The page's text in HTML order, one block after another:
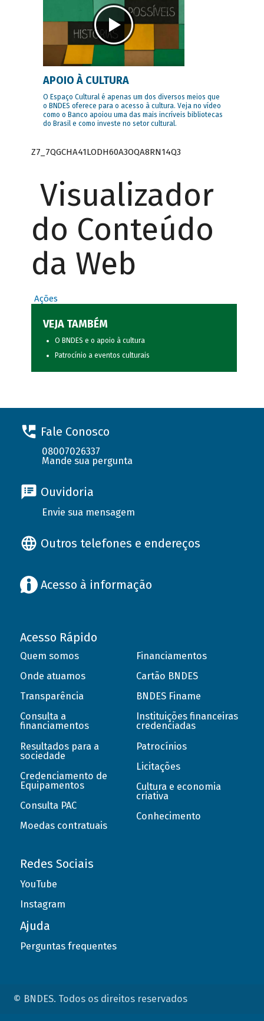
APOIO À CULTURA
O Espaço Cultural é apenas um dos diversos meios que
o BNDES oferece para o acesso à cultura. Veja no vídeo
como o Banco apoiou uma das mais incríveis bibliotecas
do Brasil e como investe no setor cultural.
Z7_7QGCHA41LODH60A3OQA8RN14Q3
Visualizador
do Conteúdo
da Web
Ações
VEJA TAMBÉM
O BNDES e o apoio à cultura
Patrocínio a eventos culturais
Fale Conosco
08007026337
Mande sua pergunta
Ouvidoria
Envie sua mensagem
Outros telefones e endereços
Acesso à informação
Acesso Rápido
Quem somos
Onde atuamos
Transparência
Consulta a
financiamentos
Resultados para a
sociedade
Credenciamento de
Equipamentos
Consulta PAC
Moedas contratuais
Financiamentos
Cartão BNDES
BNDES Finame
Instituições financeiras
credenciadas
Patrocínios
Licitações
Cultura e economia
criativa
Conhecimento
Redes Sociais
YouTube
Instagram
Ajuda
Perguntas frequentes
© BNDES. Todos os direitos reservados